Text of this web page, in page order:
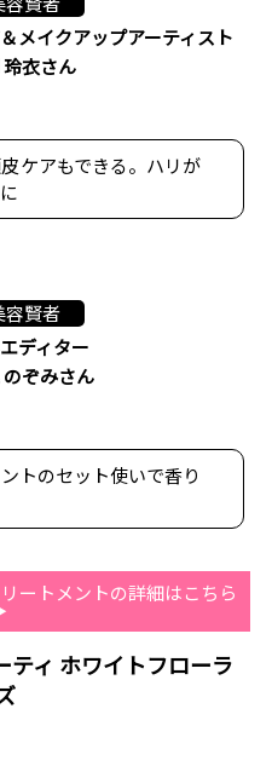
メイクアップアーティスト
衣さん
ケアもできる。ハリが
容賢者
ディター
のぞみさん
トのセット使いで香り
ートメントの詳細はこちら
ィ ホワイトフローラ